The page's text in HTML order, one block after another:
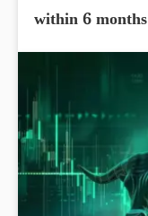
within 6 months